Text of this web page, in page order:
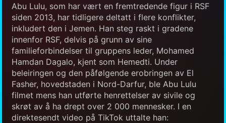
Abu Lulu, som har vært en fremtredende figur i RSF
siden 2013, har tidligere deltatt i flere konflikter,
inkludert den i Jemen. Han steg raskt i gradene
innenfor RSF, delvis på grunn av sine
familieforbindelser til gruppens leder, Mohamed
Hamdan Dagalo, kjent som Hemedti. Under
beleiringen og den påfølgende erobringen av El
Fasher, hovedstaden i Nord-Darfur, ble Abu Lulu
filmet mens han utførte henrettelser av sivile og
skrøt av å ha drept over 2 000 mennesker. I en
direktesendt video på TikTok uttalte han: